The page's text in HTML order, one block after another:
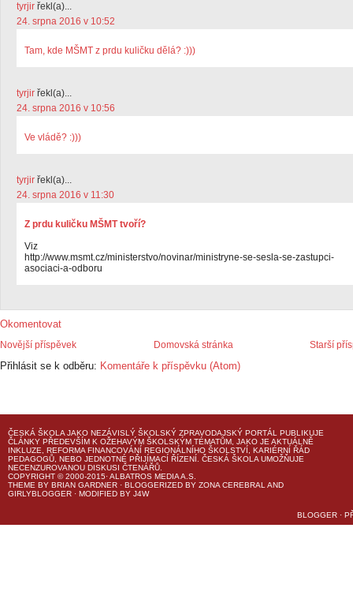
tyrjir řekl(a)...
24. srpna 2016 v 10:52
Tam, kde MŠMT z prdu kuličku dělá? :)))
tyrjir řekl(a)...
24. srpna 2016 v 10:56
Ve vládě? :)))
tyrjir řekl(a)...
24. srpna 2016 v 11:30
Z prdu kuličku MŠMT tvoří?
Viz
http://www.msmt.cz/ministerstvo/novinar/ministryne-se-sesla-se-zastupci-
asociaci-a-odboru
Okomentovat
Novější příspěvek Starší
Domovská stránka
Přihlásit se k odběru: Komentáře k příspěvku (Atom)
ČESKÁ ŠKOLA JAKO NEZÁVISLÝ ŠKOLSKÝ ZPRAVODAJSKÝ PORTÁL PUBLIKUJE
ČLÁNKY PŘEDEVŠÍM K OŽEHAVÝM ŠKOLSKÝM TÉMATŮM, JAKO JE AKTUÁLNĚ
INKLUZE, REFORMA FINANCOVÁNÍ REGIONÁLNÍHO ŠKOLSTVÍ, KARIÉRNÍ ŘÁD
PEDAGOGŮ, NEBO JEDNOTNÉ PŘIJÍMACÍ ŘÍZENÍ. ČESKÁ ŠKOLA UMOŽŇUJE
NECENZUROVANOU DISKUSI ČTENÁŘŮ.
COPYRIGHT © 2000-2015· ALBATROS MEDIA A.S.
THEME BY BRIAN GARDNER · BLOGGERIZED BY ZONA CEREBRAL AND
GIRLYBLOGGER · MODIFIED BY J4W
BLOGGER ·